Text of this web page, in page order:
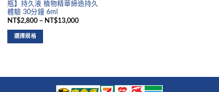
瓶】持久液 植物精華締造持久
體驗 30分鐘 6ml
NT$2,800 – NT$13,000
選擇規格